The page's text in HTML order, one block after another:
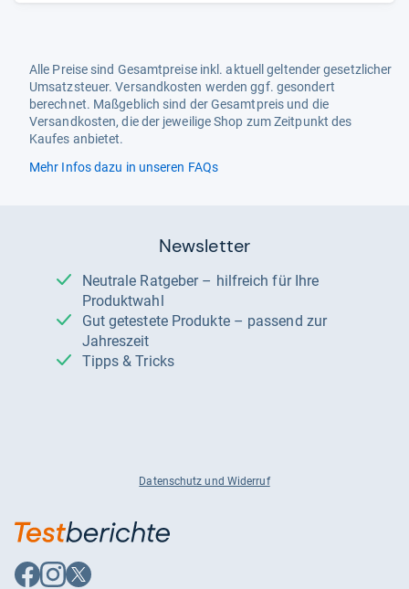
Alle Preise sind Gesamtpreise inkl. aktuell geltender gesetzlicher
Umsatzsteuer. Versandkosten werden ggf. gesondert
berechnet. Maßgeblich sind der Gesamtpreis und die
Versandkosten, die der jeweilige Shop zum Zeitpunkt des
Kaufes anbietet.
Mehr Infos dazu in unseren FAQs
Newsletter
Neutrale Ratgeber – hilfreich für Ihre
Produktwahl
Gut getestete Produkte – passend zur
Jahreszeit
Tipps & Tricks
Datenschutz und Widerruf
Auf
Facebook
Auf
Instagram
Auf
X